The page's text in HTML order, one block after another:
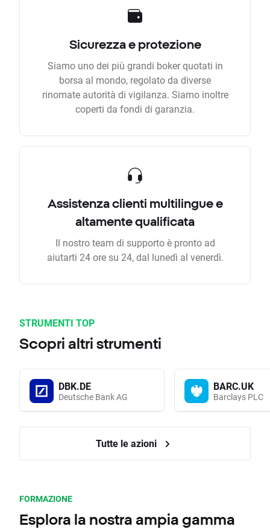
Sicurezza e protezione
Siamo uno dei più grandi boker quotati in
borsa al mondo, regolato da diverse
rinomate autorità di vigilanza. Siamo inoltre
coperti da fondi di garanzia.
Assistenza clienti multilingue e
altamente qualificata
Il nostro team di supporto è pronto ad
aiutarti 24 ore su 24, dal lunedì al venerdì.
STRUMENTI TOP
Scopri altri strumenti
DBK.DE
Deutsche Bank AG
BARC.UK
Barclays PLC
Tutte le azioni
FORMAZIONE
Esplora la nostra ampia gamma